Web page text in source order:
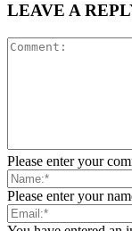
LEAVE A
Please enter your
Please enter your